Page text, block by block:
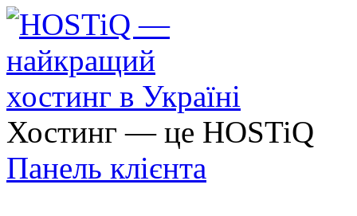
Хостинг — це HOSTiQ
Панель клієнта